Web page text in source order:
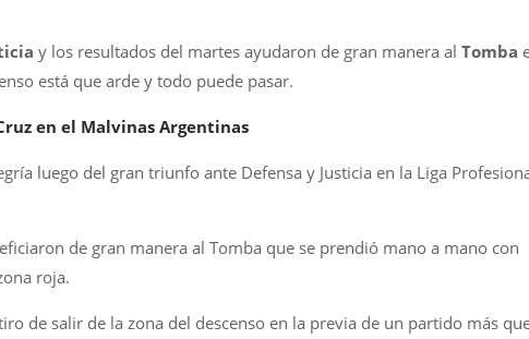
y los resultados del martes ayudaron de gran manera al Tomba
está que arde y todo puede pasar.
en el Malvinas Argentinas
luego del gran triunfo ante Defensa y Justicia en la Liga
de gran manera al Tomba que se prendió mano a mano con
roja.
de salir de la zona del descenso en la previa de un partido más